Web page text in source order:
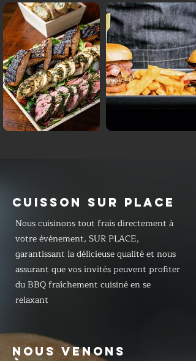
CUISSON SUR PLACE
Nous cuisinons tout frais directement à
votre événement, SUR PLACE,
garantissant la délicieuse qualité et nous
assurant que vos invités peuvent profiter
du BBQ fraîchement cuisiné en se
relaxant
NOUS VENONS